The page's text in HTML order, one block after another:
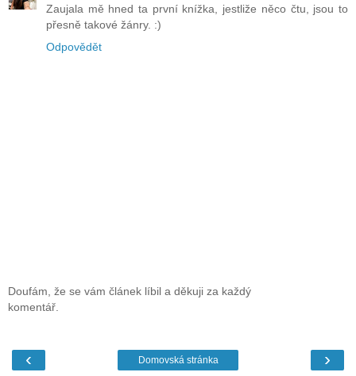
Zaujala mě hned ta první knížka, jestliže něco čtu, jsou to
přesně takové žánry. :)
Odpovědět
Doufám, že se vám článek líbil a děkuji za každý
komentář.
‹ ›
Domovská stránka